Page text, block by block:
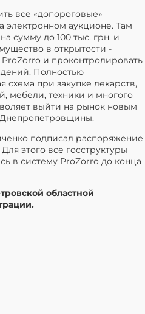
все «допороговые»
электронном аукционе. Там
сумму до 100 тыс. грн. и
в открытости -
и проконтролировать
Полностью
схема при закупке лекарств,
мебели, техники и многого
выйти на рынок новым
подписал распоряжение
этого все госструктуры
в систему ProZorro до конца
областной